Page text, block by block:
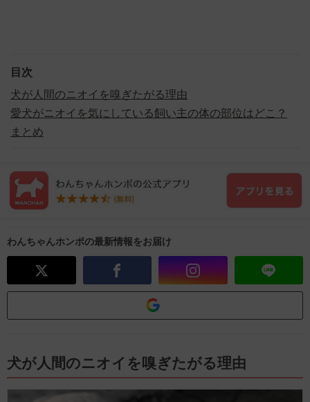
目次
犬が人間のニオイを嗅ぎたがる理由
愛犬がニオイを気にしている飼い主の体の部位はどこ？
まとめ
わんちゃんホンポの最新情報をお届け
犬が人間のニオイを嗅ぎたがる理由